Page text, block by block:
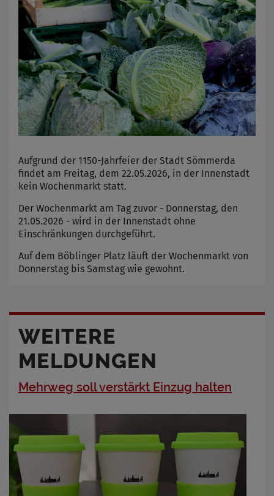
Aufgrund der 1150-Jahrfeier der Stadt Sömmerda
findet am Freitag, dem 22.05.2026, in der Innenstadt
kein Wochenmarkt statt.
Der Wochenmarkt am Tag zuvor - Donnerstag, den
21.05.2026 - wird in der Innenstadt ohne
Einschränkungen durchgeführt.
Auf dem Böblinger Platz läuft der Wochenmarkt von
Donnerstag bis Samstag wie gewohnt.
WEITERE
MELDUNGEN
Mehrweg soll verstärkt Einzug halten